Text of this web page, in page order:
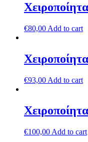
€80,00 Add to cart
€93,00 Add to cart
€100,00 Add to cart